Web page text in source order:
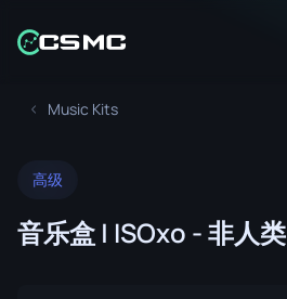
Music Kits
高级
音乐盒 | ISOxo - 非人类